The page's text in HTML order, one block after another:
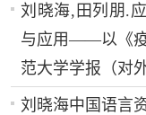
刘晓海,田列朋.
与应用——以《
范大学学报（对
刘晓海中国语言